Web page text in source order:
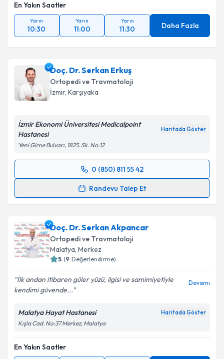
Takvim Talebini Gönder
En Yakın Saatler
Yarın
10:30
Yarın
11:00
Yarın
11:30 Daha Fazla
Doç. Dr. Serkan Erkuş
Ortopedi ve Travmatoloji
İzmir, Karşıyaka
İzmir Ekonomi Üniversitesi Medicalpoint
Hastanesi
Haritada Göster
Yeni Girne Bulvarı, 1825. Sk. No:12
0 (850) 811 55 42
Randevu Talep Et
Randevu Takvimi Talebi
takvim hazırlandığında e-posta ile bilgilendireceğiz.
E-posta Adresiniz
kapsamda işlenmesini kabul ediyorum.
Doç. Dr. Serkan Akpancar
Ortopedi ve Travmatoloji
Malatya, Merkez
5 (9 Değerlendirme)
İlk andan itibaren güler yüzü, ilgisi ve samimiyetiyle
kendimi güvende...
Devamı
Malatya Hayat Hastanesi Haritada Göster
Kışla Cad. No:37 Merkez, Malatya
En Yakın Saatler